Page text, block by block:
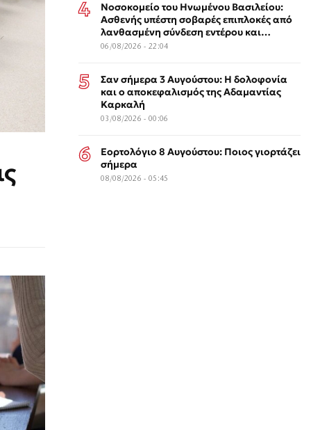
Νοσοκομείο του Ηνωμένου Βασιλείου:
Ασθενής υπέστη σοβαρές επιπλοκές από
λανθασμένη σύνδεση εντέρου και
στομάχου
06/08/2026 - 22:04
Σαν σήμερα 3 Αυγούστου: Η δολοφονία
και ο αποκεφαλισμός της Αδαμαντίας
Καρκαλή
03/08/2026 - 00:06
Εορτολόγιο 8 Αυγούστου: Ποιος γιορτάζει
σήμερα
08/08/2026 - 05:45